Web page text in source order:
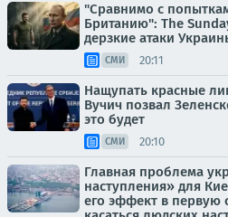
"Сравнимо с
Британию": The
дерзкие атаки
СМИ 20:11
Нащупать красные
Вучич позвал
это будет
СМИ 20:10
Главная проблема
наступления» для
его эффект в первую